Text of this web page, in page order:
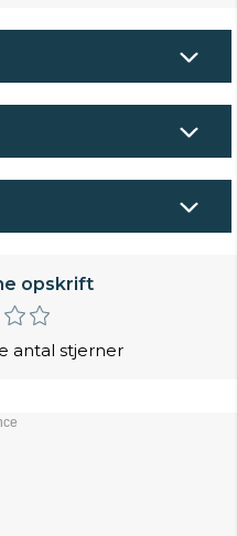
opskrift
antal stjerner